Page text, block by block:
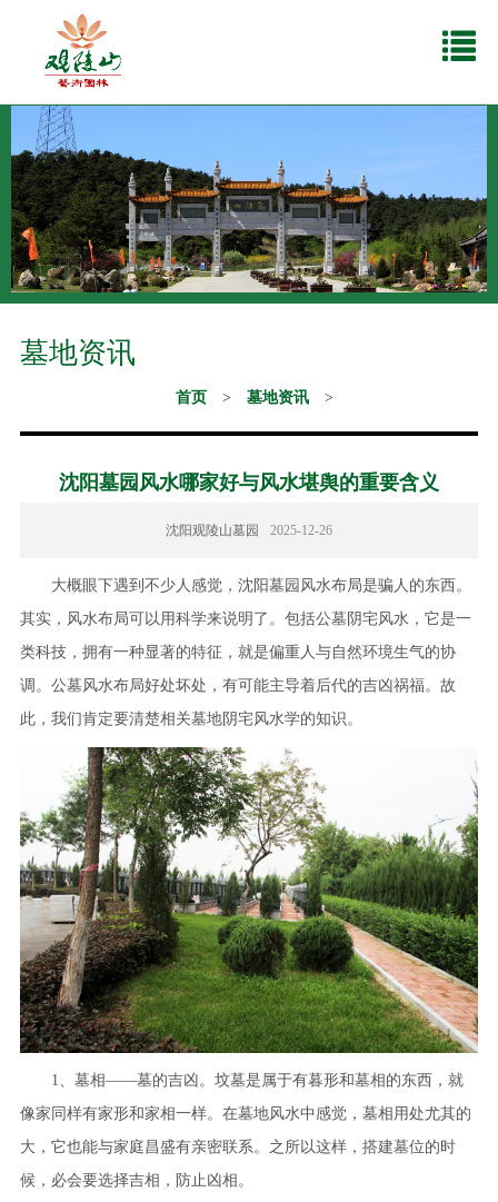
墓地资讯
首页 > 墓地资讯 >
沈阳墓园风水哪家好与风水堪舆的重要含义
沈阳观陵山墓园 2025-12-26
大概眼下遇到不少人感觉，沈阳墓园风水布局是骗人的东西。
其实，风水布局可以用科学来说明了。包括公墓阴宅风水，它是一
类科技，拥有一种显著的特征，就是偏重人与自然环境生气的协
调。公墓风水布局好处坏处，有可能主导着后代的吉凶祸福。故
此，我们肯定要清楚相关墓地阴宅风水学的知识。
1、墓相——墓的吉凶。坟墓是属于有暮形和墓相的东西，就
像家同样有家形和家相一样。在墓地风水中感觉，墓相用处尤其的
大，它也能与家庭昌盛有亲密联系。之所以这样，搭建墓位的时
候，必会要选择吉相，防止凶相。